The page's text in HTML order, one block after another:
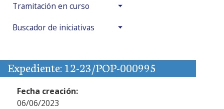
Tramitación en curso
Buscador de iniciativas
Expediente: 12-23/POP-000995
Fecha creación:
06/06/2023